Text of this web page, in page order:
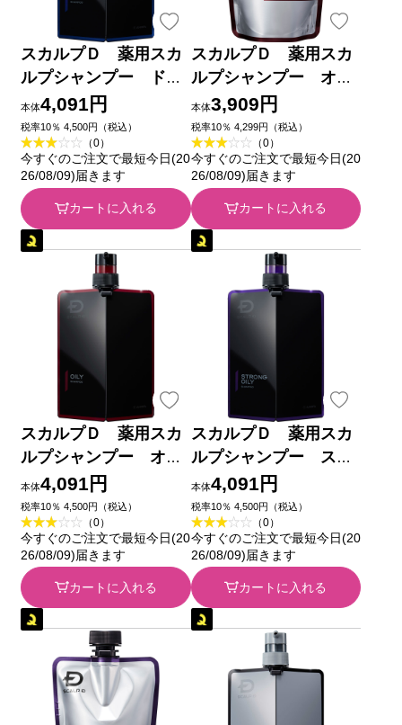
スカルプＤ 薬用スカ
ルプシャンプー ドラ
イ Ｎ ３５０ｍｌ ア
ンファー (医薬部外品)
本体4,091円
税率10％ 4,500円（税込）
（0）
今すぐのご注文で最短今日(20
26/08/09)届きます
カートに入れる
スカルプＤ 薬用スカ
ルプシャンプー オイ
リー 替 ３５０ｍｌ
アンファー (医薬部外
品)
本体3,909円
税率10％ 4,299円（税込）
（0）
今すぐのご注文で最短今日(20
26/08/09)届きます
カートに入れる
スカルプＤ 薬用スカ
ルプシャンプー オイ
リー Ｎ ３５０ｍｌ
アンファー (医薬部外
品)
本体4,091円
税率10％ 4,500円（税込）
（0）
今すぐのご注文で最短今日(20
26/08/09)届きます
カートに入れる
スカルプＤ 薬用スカ
ルプシャンプー スト
ロングオイリー Ｎ ３
５０ｍｌ アンファー
(医薬部外品)
本体4,091円
税率10％ 4,500円（税込）
（0）
今すぐのご注文で最短今日(20
26/08/09)届きます
カートに入れる